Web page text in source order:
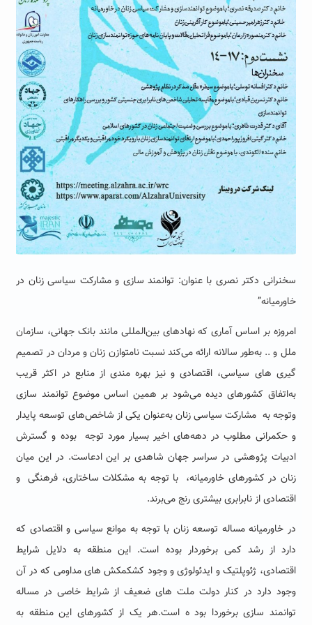
سخنرانی دکتر نصری با عنوان: توانمند سازی و مشارکت سیاسی زنان در
خاورمیانه”
امروزه بر اساس آماری که نهادهای بین‌المللی مانند بانک جهانی، سازمان
ملل و .. به‌طور سالانه ارائه می‌کند نسبت نامتوازن زنان و مردان در تصمیم
گیری های سیاسی، اقتصادی و نیز بهره مندی از منابع در اکثر قریب
به‌اتفاق کشورهای دیده می‌شود بر همین اساس موضوع توانمند سازی
وتوجه به مشارکت سیاسی زنان به‌عنوان یکی از شاخص‌های توسعه پایدار
و حکمرانی مطلوب در دهه‌های اخیر بسیار مورد توجه بوده و گسترش
ادبیات پژوهشی در سراسر جهان شاهدی بر این ادعاست. در این میان
زنان در کشورهای خاورمیانه، با توجه به مشکلات ساختاری، فرهنگی و
اقتصادی از نابرابری بیشتری رنج می‌برند.
در خاورمیانه مساله توسعه زنان با توجه به موانع سیاسی و اقتصادی که
دارد از رشد کمی برخوردار بوده است. این منطقه به دلایل شرایط
اقتصادی، ژئوپلتیک و ایدئولوژی و وجود کشکمکش های مداومی که در آن
وجود دارد در کنار دولت ملت های ضعیف از شرایط خاصی در مساله
توانمند سازی برخوردا بود ه است.هر یک از کشورهای این منطقه به